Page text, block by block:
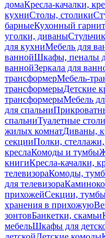
домаКресла-качалки,
кухниСтолы, столики
барныеКухонный
уголки, диваны
для кухниМебель для
ваннойШкафы, пеналы
ваннойЗеркала для
трансформерМебель-
трансформерыДетские
трансформерыМебель
для спальни
спальниТуалетные
жилых комнатДиваны,
секцииПолки,
креслаКомоды и тумбы
книгиКресла-качалки,
телевизораКомоды,
для телевизора
прихожейСекции,
хранения в прихожую
зонтовБанкетки, скамьи
мебельШкафы для